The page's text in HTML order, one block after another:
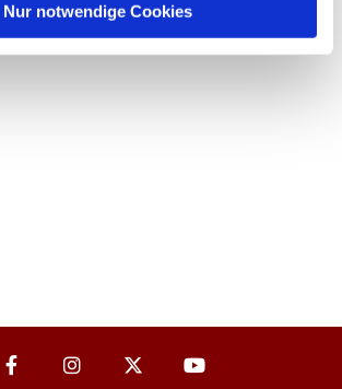
Nur notwendige Cookies